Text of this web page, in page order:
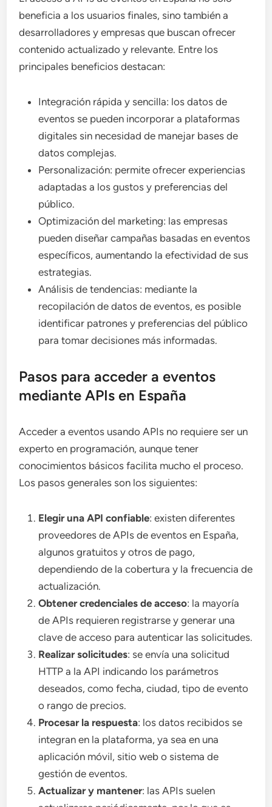
beneficia a los usuarios finales, sino también a
desarrolladores y empresas que buscan ofrecer
contenido actualizado y relevante. Entre los
principales beneficios destacan:
Integración rápida y sencilla: los datos de
eventos se pueden incorporar a plataformas
digitales sin necesidad de manejar bases de
datos complejas.
Personalización: permite ofrecer experiencias
adaptadas a los gustos y preferencias del
público.
Optimización del marketing: las empresas
pueden diseñar campañas basadas en eventos
específicos, aumentando la efectividad de sus
estrategias.
Análisis de tendencias: mediante la
recopilación de datos de eventos, es posible
identificar patrones y preferencias del público
para tomar decisiones más informadas.
Pasos para acceder a eventos
mediante APIs en España
Acceder a eventos usando APIs no requiere ser un
experto en programación, aunque tener
conocimientos básicos facilita mucho el proceso.
Los pasos generales son los siguientes:
Elegir una API confiable: existen diferentes
proveedores de APIs de eventos en España,
algunos gratuitos y otros de pago,
dependiendo de la cobertura y la frecuencia de
actualización.
Obtener credenciales de acceso: la mayoría
de APIs requieren registrarse y generar una
clave de acceso para autenticar las solicitudes.
Realizar solicitudes: se envía una solicitud
HTTP a la API indicando los parámetros
deseados, como fecha, ciudad, tipo de evento
o rango de precios.
Procesar la respuesta: los datos recibidos se
integran en la plataforma, ya sea en una
aplicación móvil, sitio web o sistema de
gestión de eventos.
Actualizar y mantener: las APIs suelen